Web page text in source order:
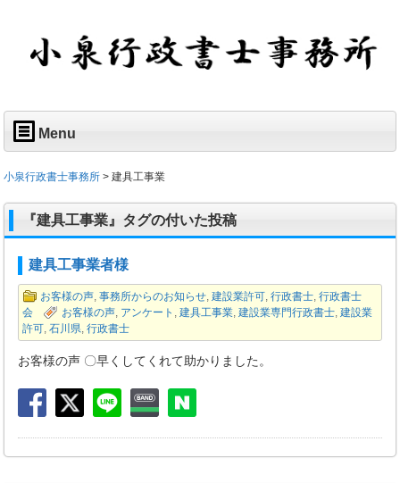
Menu
小泉行政書士事務所 >建具工事業
『建具工事業』タグの付いた投稿
建具工事業者様
お客様の声 ,事務所からのお知らせ ,建設業許可 ,行政書士 ,行政書士
会
お客様の声 アンケート ,建具工事業 ,建設業専門行政書士 ,建設業
許可 ,石川県 ,行政書士
お客様の声 〇早くしてくれて助かりました。